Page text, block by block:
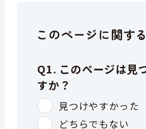
このページに関す